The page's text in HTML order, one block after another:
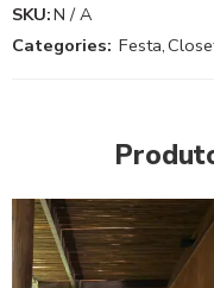
SKU:N / A
Categories: Festa,